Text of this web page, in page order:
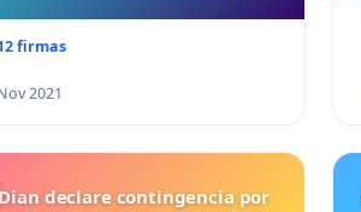
firmas
2021
declare contingencia por